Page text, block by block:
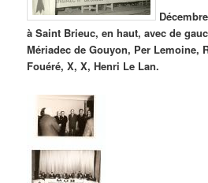
à Saint Brieuc, en haut, avec de
Mériadec de Gouyon, Per Lemoine,
Fouéré, X, X, Henri Le Lan.